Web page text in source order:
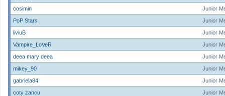
Junior
cosimin
Junior
PoP Stars
Junior
liviuB
Junior
Vampire_LoVeR
Junior
deea mary deea
Junior
mikey_90
Junior
gabriela84
Junior
coty zancu